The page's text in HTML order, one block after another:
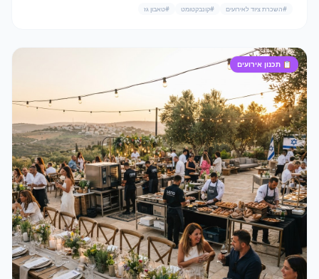
#השכרת ציוד לאירועים #קונבקטומט #טאבון גז
📋 תכנון אירועים